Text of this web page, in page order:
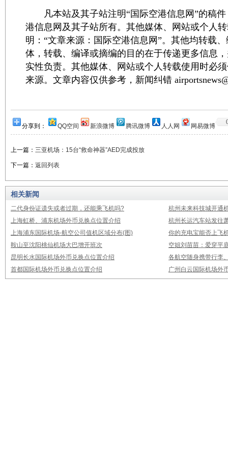
凡本站及其子站注明“国际空港信息网”的稿件
港信息网及其子站所有。其他媒体、网站或个人
明：“文章来源：国际空港信息网”。其他均转载
体，转载、编译或摘编的目的在于传递更多信息
实性负责。其他媒体、网站或个人转载使用时必
来源。文章内容仅供参考，新闻纠错
分享到： QQ空间 新浪微博 腾讯微博 人人网 网易微博
上一篇： 三亚机场：15台“救命神器”AED完成投放
下一篇： 返回列表
相关新闻
二代身份证遗失或者过期，还能乘飞机吗?
杭州未来科技城开通
上海虹桥、浦东机场外币兑换点位置介绍
杭州长运汽车站发往
上海浦东国际机场-航空公司值机区域分布(图)
你的充电宝能否上飞
鞍山至沈阳桃仙机场大巴增开班次
空姐刘苗苗：爱穿平
昆明长水国际机场外币兑换点位置介绍
各航空随身携带行李
首都国际机场外币兑换点位置介绍
广州白云国际机场外